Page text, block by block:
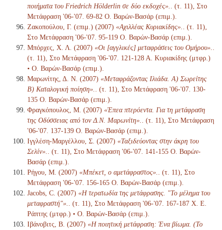
ποιήματα του Friedrich Hölderlin σε δύο εκδοχές».
. (τ. 11), Στο
Μετάφραση '06-'07. 69-82 Ο. Βαρών-Βασάρ (επιμ.).
Ζακοπούλου, Γ. (επιμ.) (2007) «Αχιλλέας Κυριακίδης».
. (τ. 11),
Στο Μετάφραση '06-'07. 95-119 Ο. Βαρών-Βασάρ (επιμ.).
Μπόρχες, Χ. Λ. (2007) «Οι [αγγλικές] μεταφράσεις του Ομήρου».
(τ. 11), Στο Μετάφραση '06-'07. 121-128 Α. Κυριακίδης (μτφρ.)
• Ο. Βαρών-Βασάρ (επιμ.).
Μαρωνίτης, Δ. Ν. (2007) «Μεταφράζοντας Ιλιάδα. Α) Σωρείτης
Β) Καταλογική ποίηση».
. (τ. 11), Στο Μετάφραση '06-'07. 130-
135 Ο. Βαρών-Βασάρ (επιμ.).
Φραγκόπουλος, Μ. (2007) «Έπεα πτερόεντα. Για τη μετάφραση
της Οδύσσειας από τον Δ.Ν. Μαρωνίτη».
. (τ. 11), Στο Μετάφραση
'06-'07. 137-139 Ο. Βαρών-Βασάρ (επιμ.).
Ιγγλέση-Μαργέλλου, Σ. (2007) «Ταξιδεύοντας στην άκρη του
Σελίν».
. (τ. 11), Στο Μετάφραση '06-'07. 141-155 Ο. Βαρών-
Βασάρ (επιμ.).
Ρήγου, Μ. (2007) «Μπέκετ, ο αμετάφραστος».
. (τ. 11), Στο
Μετάφραση '06-'07. 156-165 Ο. Βαρών-Βασάρ (επιμ.).
Jacobs, C. (2007) «Η τερατωδία της μετάφρασης. "Το μέλημα του
μεταφραστή"».
. (τ. 11), Στο Μετάφραση '06-'07. 167-187 Χ. Ε.
Ράπτης (μτφρ.) • Ο. Βαρών-Βασάρ (επιμ.).
Ιβάνοβιτς, Β. (2007) «Η ποιητική μετάφραση: Ένα βίωμα. (Το